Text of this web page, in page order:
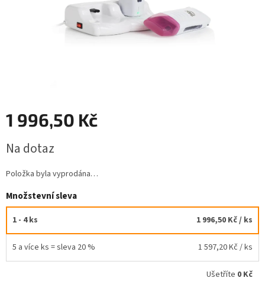
1 996,50 Kč
cena:
Na dotaz
Položka byla vyprodána…
Množstevní sleva
1 - 4 ks 1 996,50 Kč/ ks
5 a více ks = sleva 20 % 1 597,20 Kč / ks
Ušetříte 0 Kč